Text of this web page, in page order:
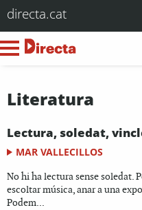
directa.cat
Literatura
Lectura, soledat,
MAR VALLECILLOS
No hi ha lectura sense soledat.
escoltar música, anar a una
Podem...